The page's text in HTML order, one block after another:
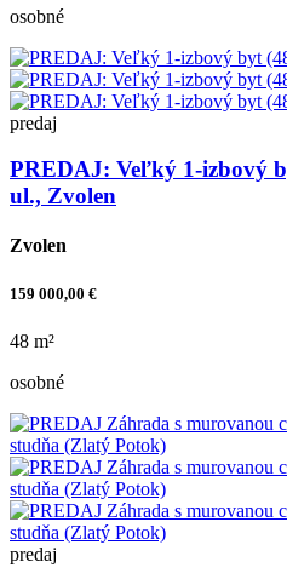
osobné
predaj
PREDAJ: Veľký 1-izbový
ul., Zvolen
Zvolen
159 000,00 €
48 m²
osobné
predaj